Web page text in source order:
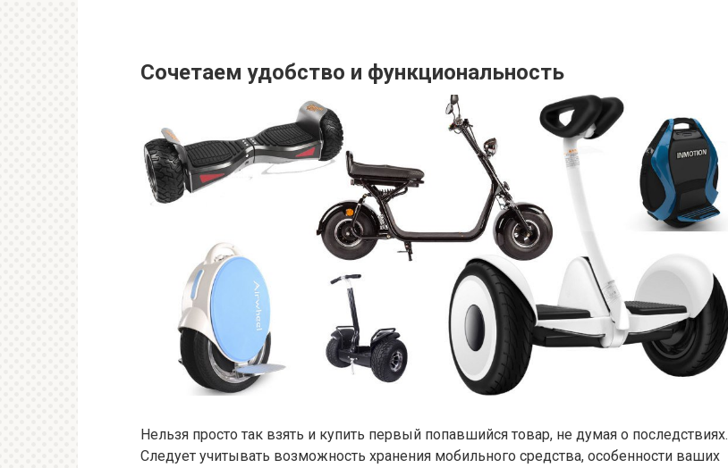
Сочетаем удобство и функциональность
Нельзя просто так взять и купить первый попавшийся товар, не думая о последствиях.
Следует учитывать возможность хранения мобильного средства, особенности ваших